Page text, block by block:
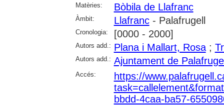
Matèries:
Bòbila de Llafranc
Àmbit: Llafranc- Palafrugell
Cronologia: [0000 - 2000]
Autors add.: Plana i Mallart, Rosa;
Autors add.: Ajuntament de
Accés:
https://
bbdd-4caa-ba57-